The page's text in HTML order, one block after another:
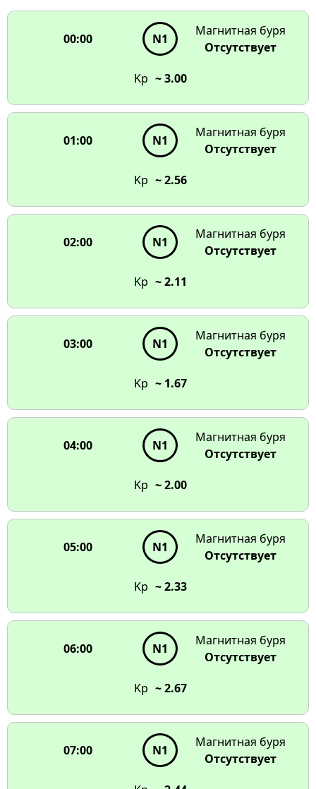
N1
N1
N1
N1
N1
N1
N1
N1
Геомагнитная активность
в течение 24 часов
Наведите на сектор
02:00
13:00
15:00
16:00
19:00
21:00
22:00
00:00 N1
Магнитная буря
Отсутствует
Kp ~ 3.00
01:00 N1
Магнитная буря
Отсутствует
Kp ~ 2.56
02:00 N1
Магнитная буря
Отсутствует
Kp ~ 2.11
03:00 N1
Магнитная буря
Отсутствует
Kp ~ 1.67
04:00 N1
Магнитная буря
Отсутствует
Kp ~ 2.00
05:00 N1
Магнитная буря
Отсутствует
Kp ~ 2.33
06:00 N1
Магнитная буря
Отсутствует
Kp ~ 2.67
07:00 N1
Магнитная буря
Отсутствует